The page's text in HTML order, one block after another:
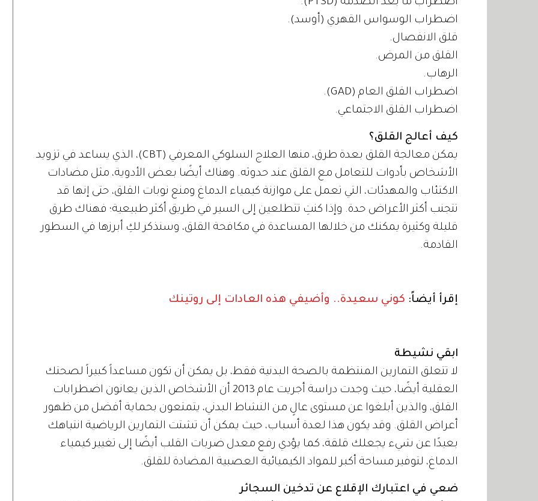
اضطراب ما بعد الصدمة (PTSD).
اضطراب الوسواس القهري (أوسد).
قلق الانفصال.
القلق من المرض.
الرهاب.
اضطراب القلق العام (GAD).
اضطراب القلق الاجتماعي.
كيف أعالج القلق؟
يمكن معالجة القلق بعدة طرق، منها العلاج السلوكي المعرفي (CBT)، الذي يساعد في تزويد
الأشخاص بأدوات للتعامل مع القلق عند حدوثه. وهناك أيضًا بعض الأدوية، مثل مضادات
الاكتئاب والمهدئات، التي تعمل على موازنة كيمياء الدماغ ومنع نوبات القلق، حتى إنها قد
تتجنب أكثر الأعراض حدة. وإذا كنتِ تتطلعين إلى السير في طريق أكثر طبيعية؛ فهناك طرق
قليلة وكثيرة يمكنك من خلالها المساعدة في مكافحة القلق، وسنذكر لكِ أبرزها في السطور
القادمة.
إقرأ أيضاً: كوني سعيدة.. وأضيفي هذه العادات إلى روتينك
ابقي نشيطة
لا تتعلق التمارين المنتظمة بالصحة البدنية فقط، بل يمكن أن تكون مساعداً كبيراً لصحتك
العقلية أيضًا، حيث وجدت دراسة أجريت عام 2013 أن الأشخاص الذين يعانون اضطرابات
القلق، والذين أبلغوا عن مستوى عالٍ من النشاط البدني، يتمتعون بحماية أفضل من ظهور
أعراض القلق. وقد يكون هذا لعدة أسباب، حيث يمكن أن تشتت التمارين الرياضية انتباهك
بعيدًا عن شيء يجعلك قلقة، كما يؤدي رفع معدل ضربات القلب أيضًا إلى تغيير كيمياء
الدماغ، لتوفير مساحة أكبر للمواد الكيميائية العصبية المضادة للقلق.
ضعي في اعتبارك الإقلاع عن تدخين السجائر